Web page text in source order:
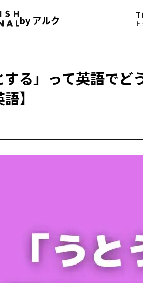
by アルク
する」って英語で
】